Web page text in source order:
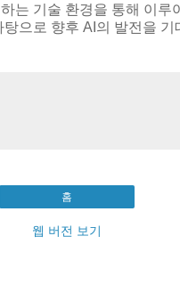
는 기술 환경을 통해 이루
탕으로 향후 AI의 발전을 기
홈
웹 버전 보기